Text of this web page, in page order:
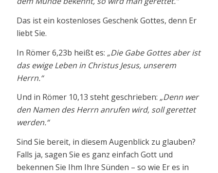
Das ist ein kostenloses Geschenk Gottes, denn Er
liebt Sie.
In Römer 6,23b heißt es: „Die Gabe Gottes aber ist
das ewige Leben in Christus Jesus, unserem
Herrn.“
Und in Römer 10,13 steht geschrieben: „Denn wer
den Namen des Herrn anrufen wird, soll gerettet
werden.“
Sind Sie bereit, in diesem Augenblick zu glauben?
Falls ja, sagen Sie es ganz einfach Gott und
bekennen Sie Ihm Ihre Sünden – so wie Er es in